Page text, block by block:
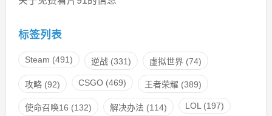
标签列表
Steam (491) 逆战(331) 虚拟世界(74)
攻略(92) CSGO(469) 王者荣耀 (389)
使命召唤16 (132) 解决办法 (114) LOL(197)